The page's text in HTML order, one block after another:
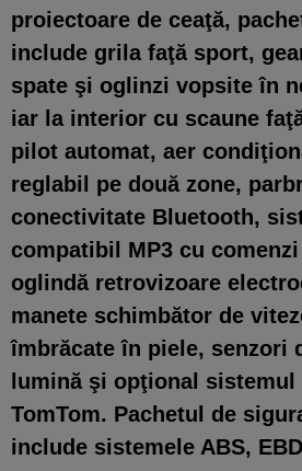
proiectoare de ceaţă,
include grila faţă sport,
spate şi oglinzi vopsite în
iar la interior cu scaune
pilot automat, aer
reglabil pe două zone,
conectivitate Bluetooth,
compatibil MP3 cu
oglindă retrovizoare
manete schimbător de
îmbrăcate în piele, senzori
lumină şi opţional sistemul
TomTom. Pachetul de
include sistemele ABS,